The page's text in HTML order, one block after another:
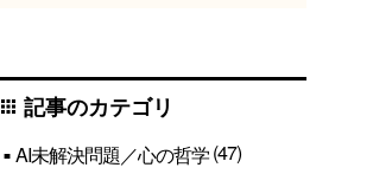
apps 記事のカテゴリ
AI未解決問題／心の哲学(47)